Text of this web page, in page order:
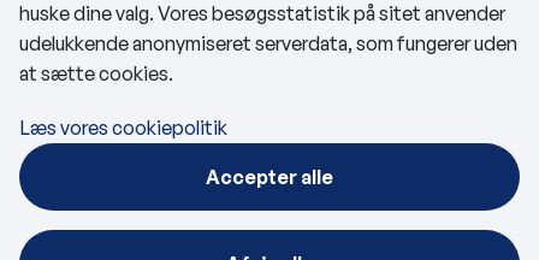
Privatlivspolitik
Cookies
Følg os
BRK på Facebook
huske dine valg. Vores besøgsstatistik på sitet anvender
udelukkende anonymiseret serverdata, som fungerer uden
at sætte cookies.
Læs vores cookiepolitik
Accepter alle